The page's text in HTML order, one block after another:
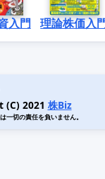
入門 理論株価入
2021 株Biz
一切の責任を負いません。